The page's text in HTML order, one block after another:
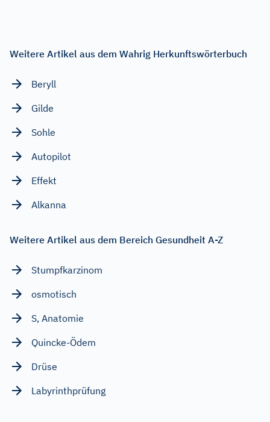
Weitere Artikel aus dem Wahrig Herkunftswörterbuch
Beryll
Gilde
Sohle
Autopilot
Effekt
Alkanna
Weitere Artikel aus dem Bereich Gesundheit A-Z
Stumpfkarzinom
osmotisch
S, Anatomie
Quincke-Ödem
Drüse
Labyrinthprüfung